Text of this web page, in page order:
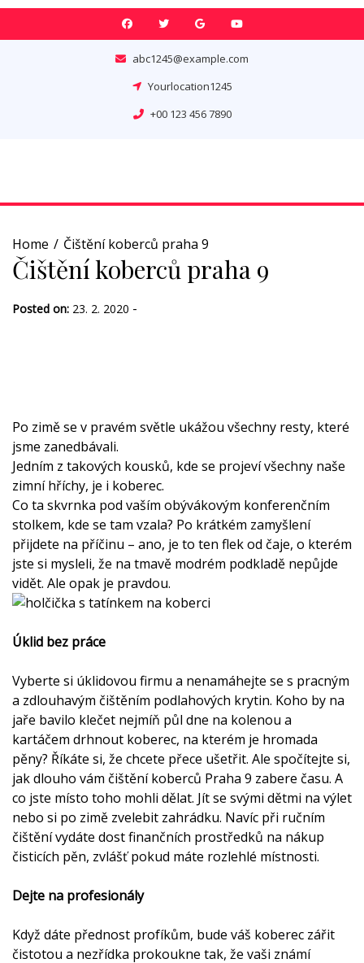
Skip
abc1245@example.com
Yourlocation1245
+00 123 456 7890
Home Čištění koberců praha 9
Čištění koberců praha 9
Posted on: 23. 2. 2020 -
Po zimě se v pravém světle ukážou všechny resty, které
jsme zanedbávali.
Jedním z takových kousků, kde se projeví všechny naše
zimní hříchy, je i koberec.
Co ta skvrnka pod vaším obývákovým konferenčním
stolkem, kde se tam vzala? Po krátkém zamyšlení
přijdete na příčinu – ano, je to ten flek od čaje, o kterém
jste si mysleli, že na tmavě modrém podkladě nepůjde
vidět. Ale opak je pravdou.
Úklid bez práce
Vyberte si úklidovou firmu a nenamáhejte se s pracným
a zdlouhavým čištěním podlahových krytin. Koho by na
jaře bavilo klečet nejmíň půl dne na kolenou a
kartáčem drhnout koberec, na kterém je hromada
pěny? Říkáte si, že chcete přece ušetřit. Ale spočítejte si,
jak dlouho vám čištění koberců Praha 9 zabere času. A
co jste místo toho mohli dělat. Jít se svými dětmi na výlet
nebo si po zimě zvelebit zahrádku. Navíc při ručním
čištění vydáte dost finančních prostředků na nákup
čisticích pěn, zvlášť pokud máte rozlehlé místnosti.
Dejte na profesionály
Když dáte přednost profíkům, bude váš koberec zářit
čistotou a nezřídka prokoukne tak, že vaši známí